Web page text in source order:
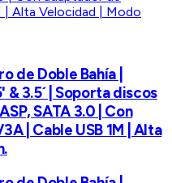
de Doble Bahía |
& 3.5´ | Soporta discos
SATA 3.0 | Con
| Cable USB 1M | Alta